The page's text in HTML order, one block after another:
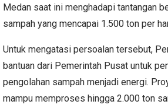
Medan saat ini menghadapi tantangan
sampah yang mencapai 1.500 ton per
Untuk mengatasi persoalan tersebut,
bantuan dari Pemerintah Pusat untuk
pengolahan sampah menjadi energi.
mampu memproses hingga 2.000 ton